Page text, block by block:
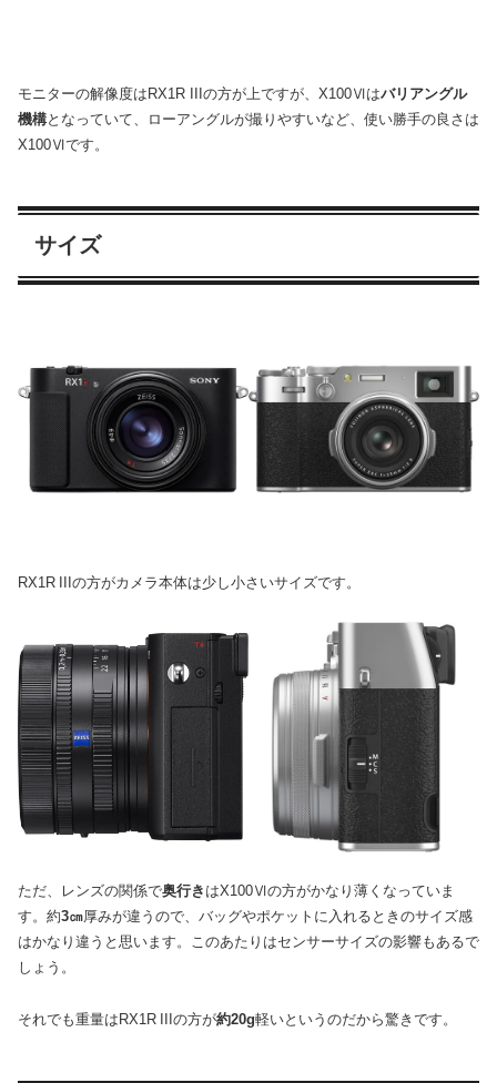
モニターの解像度はRX1R IIIの方が上ですが、X100Ⅵはバリアングル
機構となっていて、ローアングルが撮りやすいなど、使い勝手の良さは
X100Ⅵです。
サイズ
RX1R IIIの方がカメラ本体は少し小さいサイズです。
ただ、レンズの関係で奥行き はX100Ⅵの方がかなり薄くなっていま
す。約3㎝厚みが違うので、バッグやポケットに入れるときのサイズ感
はかなり違うと思います。このあたりはセンサーサイズの影響もあるで
しょう。
それでも重量はRX1R IIIの方が約20g軽いというのだから驚きです。